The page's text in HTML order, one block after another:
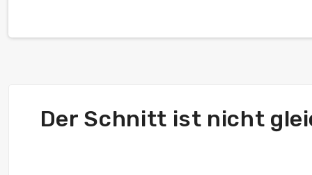
Der Schnitt ist nicht